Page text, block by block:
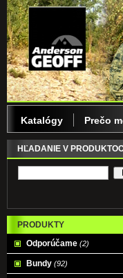
HĽADANIE V
PRODUKTY
Odporúčame (2)
Bundy (92)
Katalógy Prečo